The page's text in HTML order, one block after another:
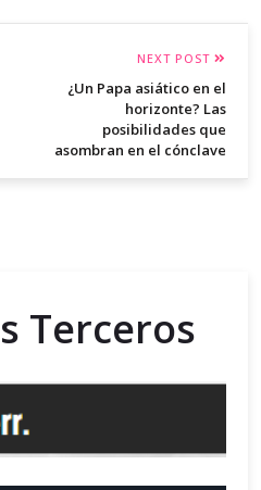
NEXT POST
¿Un Papa asiático en el
horizonte? Las
posibilidades que
asombran en el cónclave
Terceros